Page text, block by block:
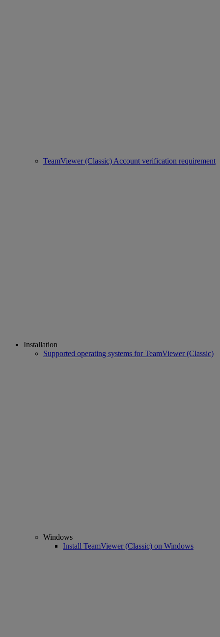
TeamViewer (Classic) Account verification requirement
Installation
Supported operating systems for TeamViewer (Classic)
Windows
Install TeamViewer (Classic) on Windows